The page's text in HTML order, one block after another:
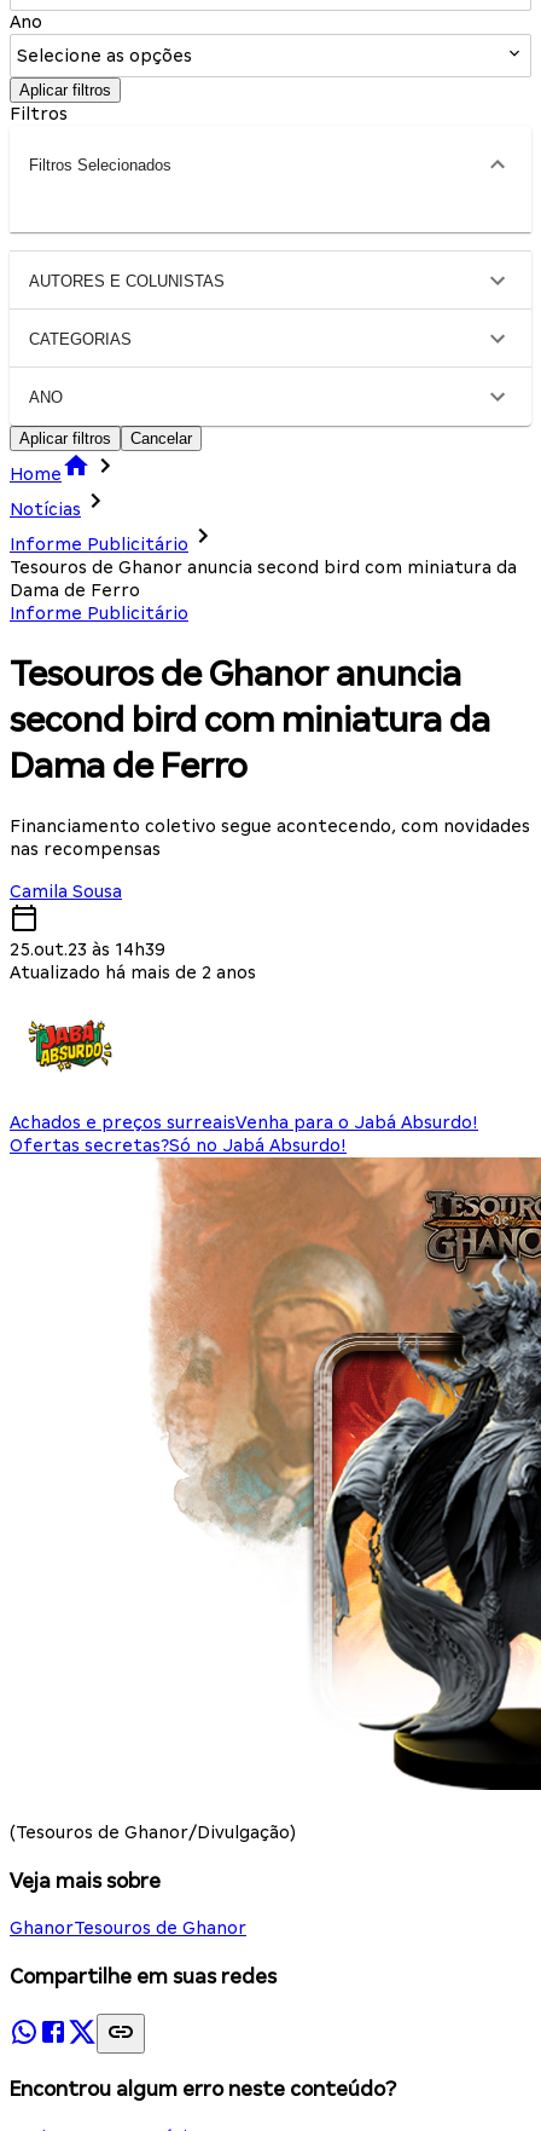
Ano
Selecione as opções
Aplicar filtros
Filtros
Filtros Selecionados
AUTORES E COLUNISTAS
CATEGORIAS
ANO
Aplicar filtros Cancelar
Home
Notícias
Informe Publicitário
Tesouros de Ghanor anuncia second bird com miniatura da
Dama de Ferro
Informe Publicitário
Tesouros de Ghanor anuncia
second bird com miniatura da
Dama de Ferro
Financiamento coletivo segue acontecendo, com novidades
nas recompensas
Camila Sousa
25.out.23 às 14h39
Atualizado há mais de 2 anos
Achados e preços surreaisVenha para o Jabá Absurdo!
Ofertas secretas?Só no Jabá Absurdo!
(Tesouros de Ghanor/Divulgação)
Veja mais sobre
GhanorTesouros de Ghanor
Compartilhe em suas redes
Encontrou algum erro neste conteúdo?